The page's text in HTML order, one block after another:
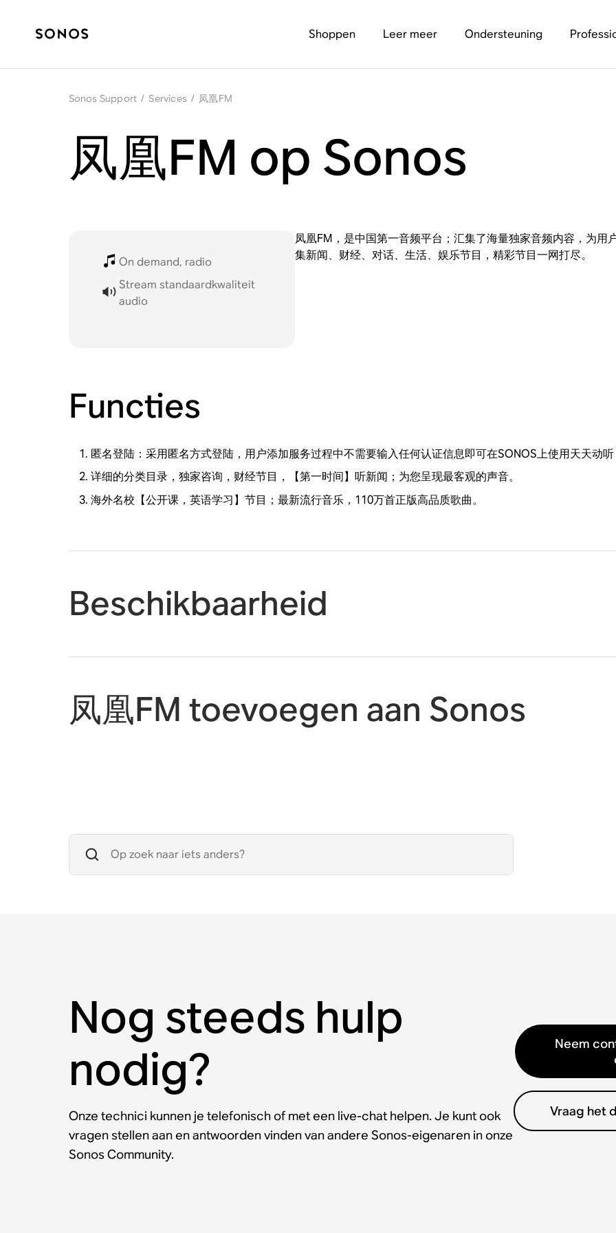
Shoppen Leer meer Ondersteuning
Sonos Support / Services / 凤凰FM
凤凰FM op Sonos
On demand, radio
Stream standaardkwaliteit
audio
凤凰FM，是中国第一音频平台；汇集了海量独家音频内容，为
集新闻、财经、对话、生活、娱乐节目，精彩节目一网打尽。
Functies
匿名登陆：采用匿名方式登陆，用户添加服务过程中不需要输入任何认证信息即可在SONOS上使用天天动
详细的分类目录，独家咨询，财经节目，【第一时间】听新闻；为您呈现最客观的声音。
海外名校【公开课，英语学习】节目；最新流行音乐，110万首正版高品质歌曲。
Beschikbaarheid
凤凰FM toevoegen aan Sonos
Nog steeds hulp
nodig?
Onze technici kunnen je telefonisch of met een live-chat helpen. Je kunt ook
vragen stellen aan en antwoorden vinden van andere Sonos-eigenaren in onze
Sonos Community.
Neem
Vraag het